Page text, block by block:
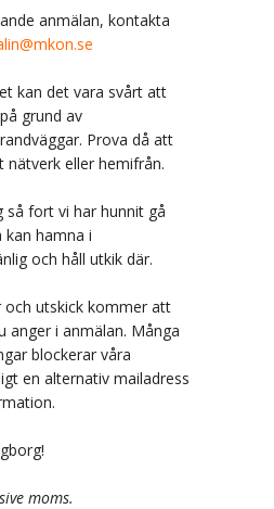
anmälan, kontakta
kan det vara svårt att
grund av
Prova då att
eller hemifrån.
så fort vi har hunnit gå
kan hamna i
och håll utkik där.
och utskick kommer att
anger i anmälan. Många
blockerar våra
en alternativ mailadress
moms.